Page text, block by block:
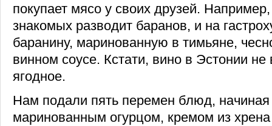
покупает мясо у своих друзей.
знакомых разводит баранов, и на
баранину, маринованную в тимьяне,
винном соусе. Кстати, вино в Эстонии не
ягодное.
Нам подали пять перемен блюд, начиная
маринованным огурцом, кремом из